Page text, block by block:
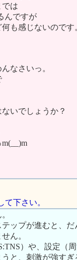
では
んですが
も感じないのです
なさいっ。
いでしょうか？
て下さい。
ップが進むと、
ん。
）や、設定（
と、刺激が強す